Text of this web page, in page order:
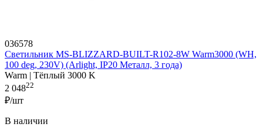
036578
Светильник MS-BLIZZARD-BUILT-R102-8W Warm3000 (WH,
100 deg, 230V) (Arlight, IP20 Металл, 3 года)
Warm | Тёплый 3000 K
2 04822
₽/шт
В наличии